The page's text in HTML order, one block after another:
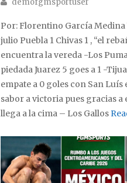
Por: Florentino García Medina
julio Puebla 1 Chivas 1 , “el
encuentra la vereda -Los
piedada Juarez 5 goes a 1 -
empate a 0 goles con San Luís
sabor a victoria pues gracias a
llega a la cima – Los Gallos